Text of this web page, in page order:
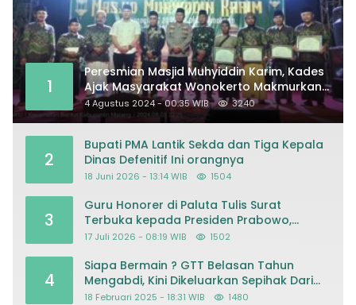
1
Peresmian Masjid Muhyiddin Karim, Kades
Ajak Masyarakat Wonokerto Makmurkan
Masjid
4 Agustus 2024 - 00:35 WIB 3240
2
Bupati PMA Lantik Sekda dan Tiga Kepala
Dinas Defenitif Ini orangnya
18 Juni 2026 - 13:14 WIB 1504
3
Guru Honorer di Paluta Tulis Surat
Terbuka kepada Presiden Prabowo,
Mohon Keadilan atas Dugaan
17 Juli 2026 - 08:19 WIB 1502
4
Siapa Bermain ? GTT Belasan Tahun
Mengabdi, Kini Dikeluarkan Sepihak Dari
Dapodik
18 Februari 2025 - 18:31 WIB 1480